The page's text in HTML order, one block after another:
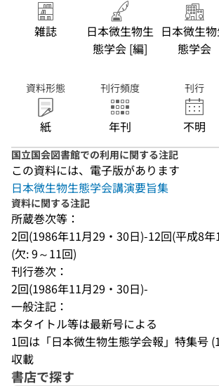
雑誌
日本微生物生
態学会 [編]
日本微生
態学会
資料形態
紙
刊行頻度
年刊
刊行
不明
国立国会図書館での利用に関する注記
この資料には、電子版があります
日本微生物生態学会講演要旨集
資料に関する注記
所蔵巻次等：
2回(1986年11月29・30日)-12回(平成8
(欠: 9～11回)
刊行巻次：
2回(1986年11月29・30日)-
一般注記：
本タイトル等は最新号による
1回は「日本微生物生態学会報」特集号
収載
書店で探す